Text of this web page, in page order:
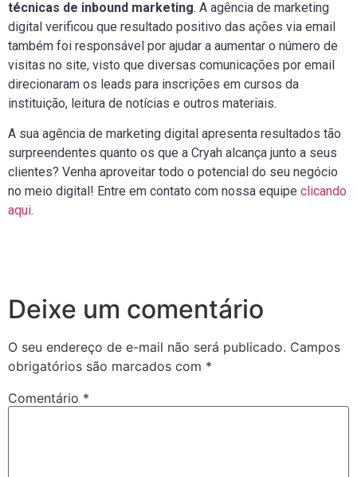
técnicas de inbound marketing. A agência de marketing
digital verificou que resultado positivo das ações via email
também foi responsável por ajudar a aumentar o número de
visitas no site, visto que diversas comunicações por email
direcionaram os leads para inscrições em cursos da
instituição, leitura de notícias e outros materiais.
A sua agência de marketing digital apresenta resultados tão
surpreendentes quanto os que a Cryah alcança junto a seus
clientes? Venha aproveitar todo o potencial do seu negócio
no meio digital! Entre em contato com nossa equipe clicando
aqui.
Deixe um comentário
O seu endereço de e-mail não será publicado. Campos
obrigatórios são marcados com *
Comentário *